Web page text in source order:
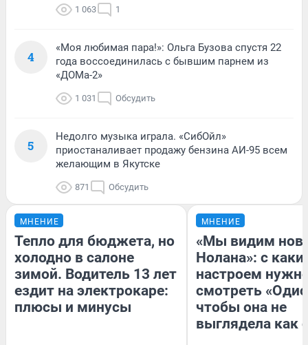
1 063 1
4
«Моя любимая пара!»: Ольга Бузова спустя 22
года воссоединилась с бывшим парнем из
«ДОМа-2»
1 031 Обсудить
5
Недолго музыка играла. «СибОйл»
приостаналивает продажу бензина АИ-95 всем
желающим в Якутске
871 Обсудить
МНЕНИЕ
Тепло для бюджета, но
холодно в салоне
зимой. Водитель 13 лет
ездит на электрокаре:
плюсы и минусы
МНЕНИЕ
«Мы видим
Нолана»: с
настроем
смотреть
чтобы она не
выглядела как